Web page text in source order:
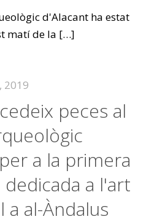
d'Alacant ha estat
matí de la […]
2019
peces al
a la primera
a l'art
a al-Àndalus